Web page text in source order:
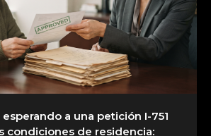
a una petición I-751
condiciones de residencia: